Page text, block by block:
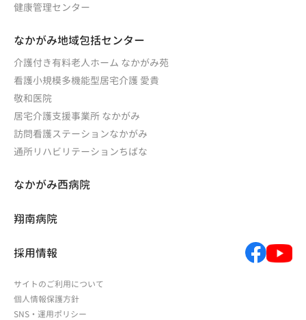
健康管理センター
なかがみ地域包括センター
介護付き有料老人ホーム なかがみ苑
看護小規模多機能型居宅介護 愛貴
敬和医院
居宅介護支援事業所 なかがみ
訪問看護ステーションなかがみ
通所リハビリテーションちばな
なかがみ西病院
翔南病院
採用情報
サイトのご利用について
個人情報保護方針
SNS・運用ポリシー